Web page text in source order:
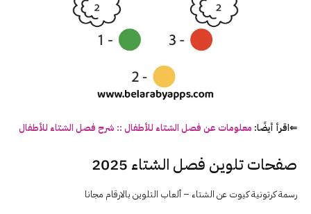
⇐اقرأ أيضًا: معلومات عن فصل الشتاء للأطفال :: شرح فصل الشتاء للأطفال
صفحات تلوين فصل الشتاء 2025
رسمة كرتونية كيوت عن الشتاء – ألعاب التلوين بالارقام مجانا